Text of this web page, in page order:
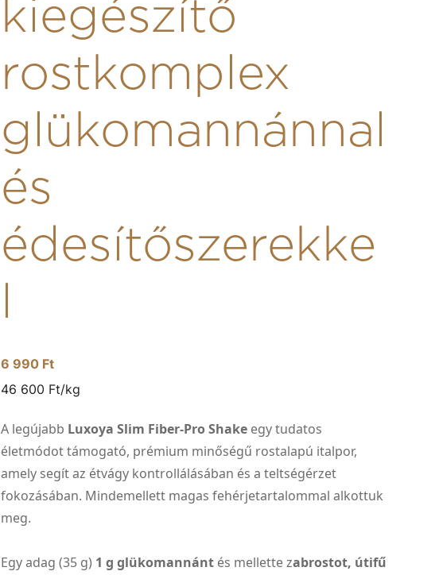
kiegészítő
rostkomplex
glükomannánnal
és
édesítőszerekke
l
6 990 Ft
46 600 Ft/kg
A legújabb Luxoya Slim Fiber-Pro Shake egy tudatos
életmódot támogató, prémium minőségű rostalapú italpor,
amely segít az étvágy kontrollálásában és a teltségérzet
fokozásában. Mindemellett magas fehérjetartalommal alkottuk
meg.
Egy adag (35 g) 1 g glükomannánt és mellette zabrostot, útifű